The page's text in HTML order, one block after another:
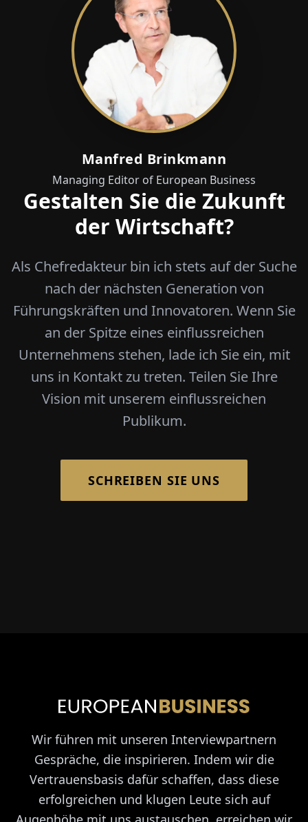
Manfred Brinkmann
Managing Editor of European Business
Gestalten Sie die Zukunft
der Wirtschaft?
Als Chefredakteur bin ich stets auf der Suche
nach der nächsten Generation von
Führungskräften und Innovatoren. Wenn Sie
an der Spitze eines einflussreichen
Unternehmens stehen, lade ich Sie ein, mit
uns in Kontakt zu treten. Teilen Sie Ihre
Vision mit unserem einflussreichen
Publikum.
SCHREIBEN SIE UNS
Wir führen mit unseren Interviewpartnern
Gespräche, die inspirieren. Indem wir die
Vertrauensbasis dafür schaffen, dass diese
erfolgreichen und klugen Leute sich auf